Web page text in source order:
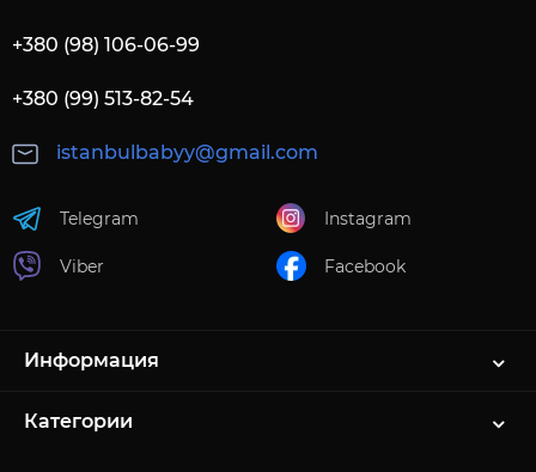
+380 (98) 106-06-99
+380 (99) 513-82-54
istanbulbabyy@gmail.com
Telegram
Viber
Instagram
Facebook
Информация
Категории